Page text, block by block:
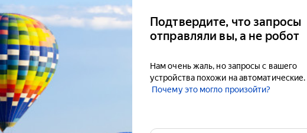
Подтвердите, что запросы
отправляли вы, а не робот
Нам очень жаль, но запросы с вашего
устройства похожи на автоматические.
Почему это могло произойти?